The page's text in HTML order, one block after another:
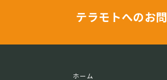
テラモトへのお
ホーム